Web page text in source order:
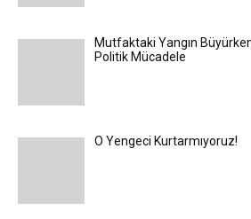
Mutfaktaki Yangın
Politik Mücadele
O Yengeci Kurtarmıyoruz!